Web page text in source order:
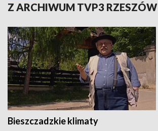
Z ARCHIWUM TVP3 RZESZÓW
Bieszczadzkie klimaty